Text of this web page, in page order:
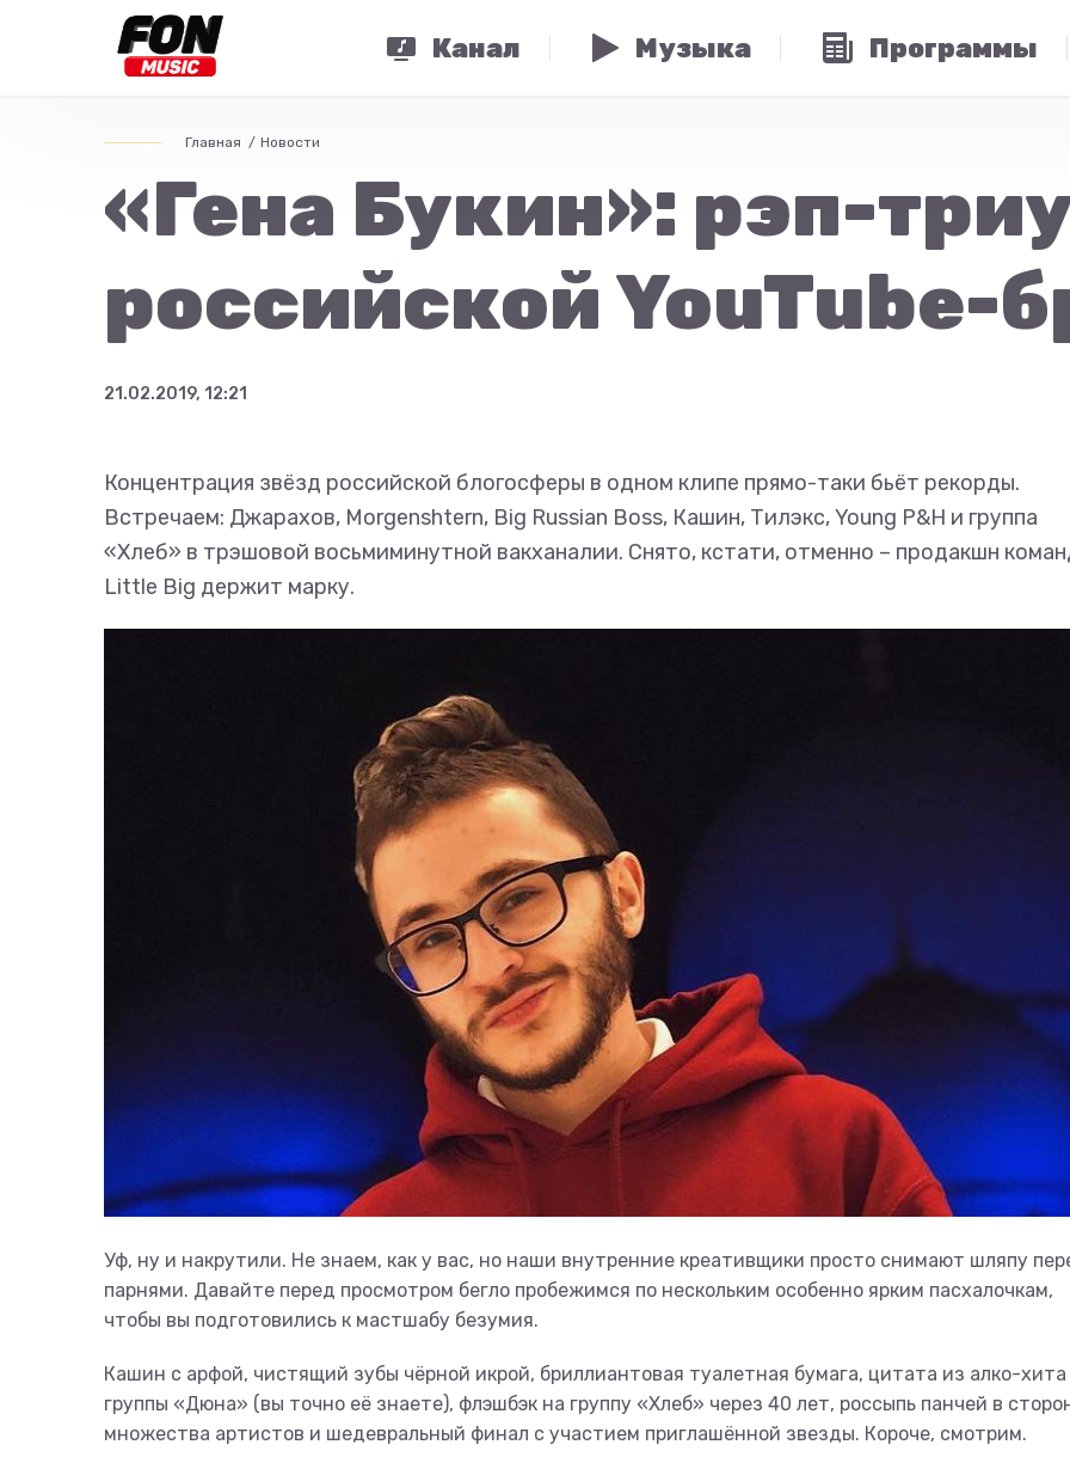
Канал Музыка Программы
Главная Новости
«Гена Букин»: рэп-
российской YouTube-
21.02.2019, 12:21
Концентрация звёзд российской блогосферы в одном клипе прямо-таки бьёт рекорды.
Встречаем: Джарахов, Morgenshtern, Big Russian Boss, Кашин, Тилэкс, Young P&H и группа
«Хлеб» в трэшовой восьмиминутной вакханалии. Снято, кстати, отменно – продакшн
Little Big держит марку.
Уф, ну и накрутили. Не знаем, как у вас, но наши внутренние креативщики просто снимают шляпу
парнями. Давайте перед просмотром бегло пробежимся по нескольким особенно ярким пасхалочкам,
чтобы вы подготовились к мастшабу безумия.
Кашин с арфой, чистящий зубы чёрной икрой, бриллиантовая туалетная бумага, цитата из алко-хита
группы «Дюна» (вы точно её знаете), флэшбэк на группу «Хлеб» через 40 лет, россыпь панчей в
множества артистов и шедевральный финал с участием приглашённой звезды. Короче, смотрим.